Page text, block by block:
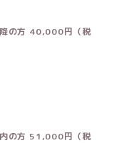
の方 40,000円 （税
の方 51,000円 （税